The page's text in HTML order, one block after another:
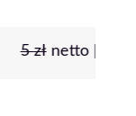
6złbrutto